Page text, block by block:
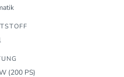
(200 PS)